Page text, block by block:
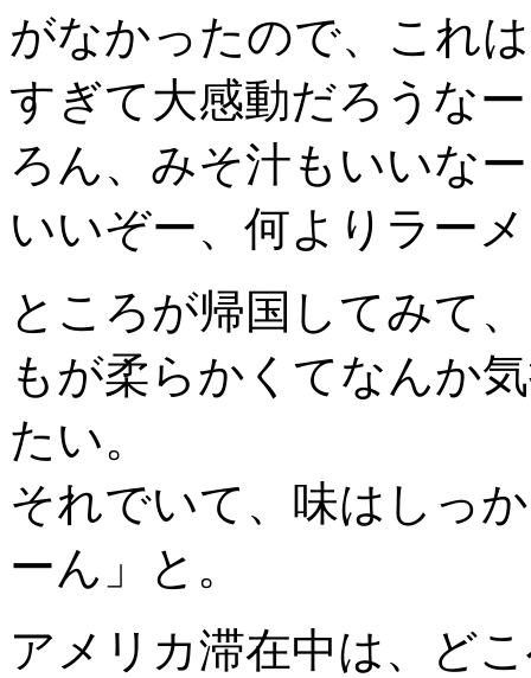
がなかったので、これ
すぎて大感動だろうな
ろん、みそ汁もいいな
いいぞー、何よりラー
ところが帰国してみて
もが柔らかくてなんか
たい。
それでいて、味はしっ
ーん」と。
アメリカ滞在中は、ど